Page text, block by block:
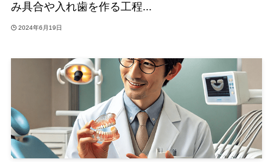
み具合や入れ歯を作る工程...
2024年6月19日